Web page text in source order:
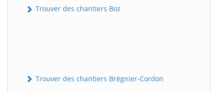
Trouver des chantiers Boz
Trouver des chantiers Brégnier-Cordon